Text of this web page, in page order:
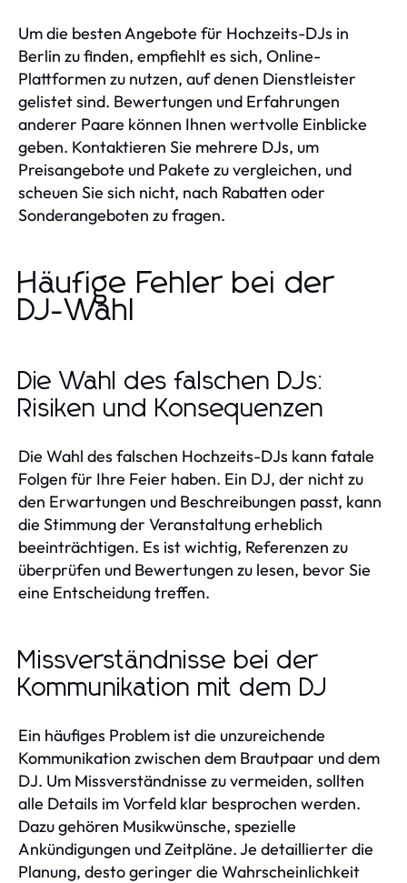
Um die besten Angebote für Hochzeits-DJs in
Berlin zu finden, empfiehlt es sich, Online-
Plattformen zu nutzen, auf denen Dienstleister
gelistet sind. Bewertungen und Erfahrungen
anderer Paare können Ihnen wertvolle Einblicke
geben. Kontaktieren Sie mehrere DJs, um
Preisangebote und Pakete zu vergleichen, und
scheuen Sie sich nicht, nach Rabatten oder
Sonderangeboten zu fragen.
Häufige Fehler bei der
DJ-Wahl
Die Wahl des falschen DJs:
Risiken und Konsequenzen
Die Wahl des falschen Hochzeits-DJs kann fatale
Folgen für Ihre Feier haben. Ein DJ, der nicht zu
den Erwartungen und Beschreibungen passt, kann
die Stimmung der Veranstaltung erheblich
beeinträchtigen. Es ist wichtig, Referenzen zu
überprüfen und Bewertungen zu lesen, bevor Sie
eine Entscheidung treffen.
Missverständnisse bei der
Kommunikation mit dem DJ
Ein häufiges Problem ist die unzureichende
Kommunikation zwischen dem Brautpaar und dem
DJ. Um Missverständnisse zu vermeiden, sollten
alle Details im Vorfeld klar besprochen werden.
Dazu gehören Musikwünsche, spezielle
Ankündigungen und Zeitpläne. Je detaillierter die
Planung, desto geringer die Wahrscheinlichkeit